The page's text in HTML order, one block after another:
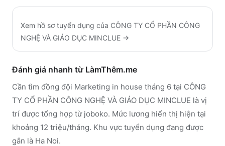
Xem hồ sơ tuyển dụng của CÔNG TY CỔ PHẦN CÔNG
NGHỆ VÀ GIÁO DỤC MINCLUE →
Đánh giá nhanh từ LàmThêm.me
Cần tìm đồng đội Marketing in house tháng 6 tại CÔNG
TY CỔ PHẦN CÔNG NGHỆ VÀ GIÁO DỤC MINCLUE là vị
trí được tổng hợp từ joboko. Mức lương hiển thị hiện tại
khoảng 12 triệu/tháng. Khu vực tuyển dụng đang được
gắn là Ha Noi.